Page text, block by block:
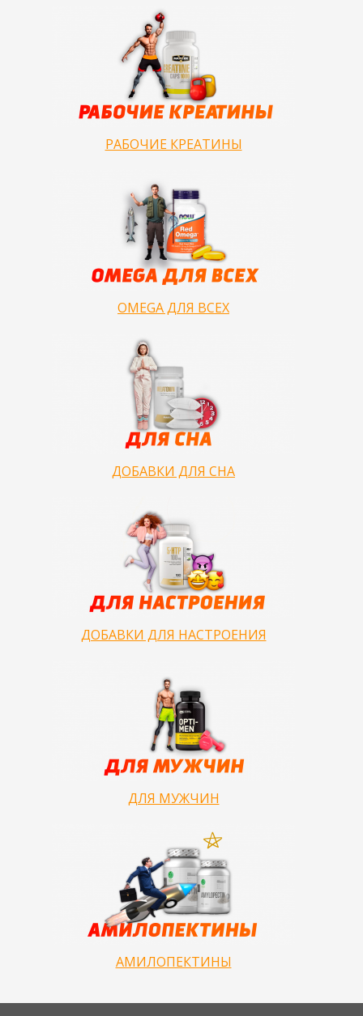
РАБОЧИЕ КРЕАТИНЫ
OMEGA ДЛЯ ВСЕХ
ДОБАВКИ ДЛЯ СНА
ДОБАВКИ ДЛЯ НАСТРОЕНИЯ
ДЛЯ МУЖЧИН
АМИЛОПЕКТИНЫ